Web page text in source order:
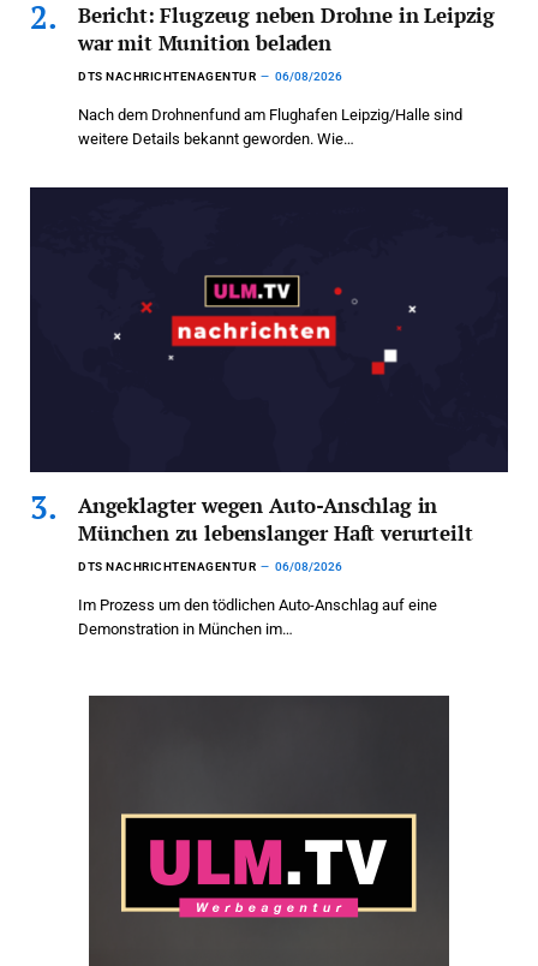
Bericht: Flugzeug neben Drohne in Leipzig
war mit Munition beladen
DTS NACHRICHTENAGENTUR 06/08/2026
Nach dem Drohnenfund am Flughafen Leipzig/Halle sind
weitere Details bekannt geworden. Wie…
Angeklagter wegen Auto-Anschlag in
München zu lebenslanger Haft verurteilt
DTS NACHRICHTENAGENTUR 06/08/2026
Im Prozess um den tödlichen Auto-Anschlag auf eine
Demonstration in München im…